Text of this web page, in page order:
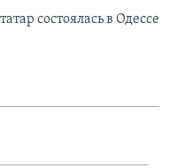
состоялась в Одессе